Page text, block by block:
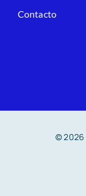
Contacto
© 2026